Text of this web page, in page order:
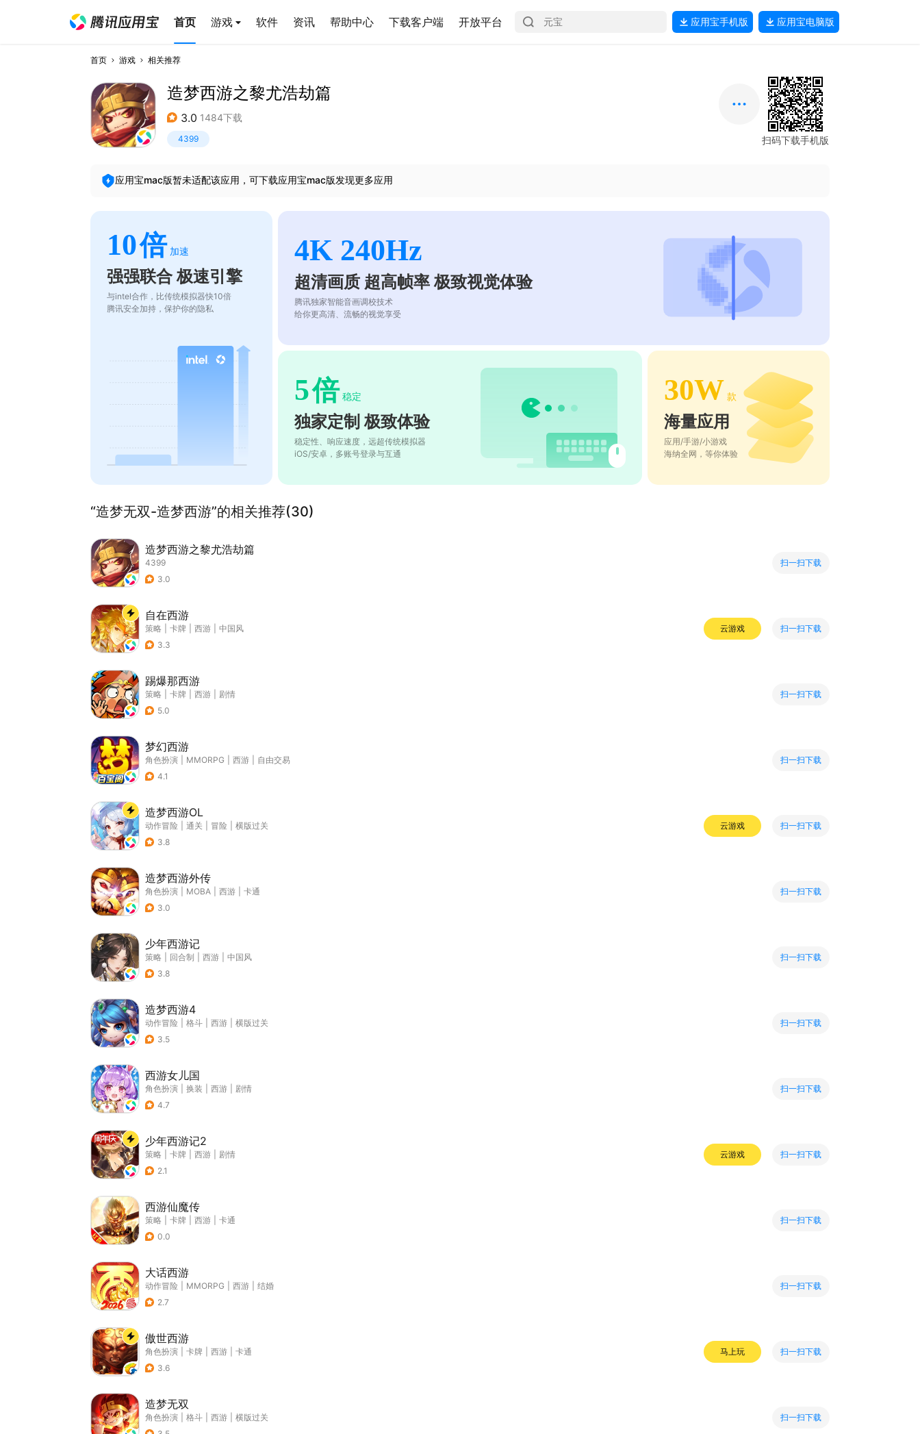
首页 游戏 软件 资讯 帮助中心 下载客户端 开放平台 应用宝手机版 应用宝电脑版
首页 游戏 相关推荐
造梦西游之黎尤浩劫篇
3.0 1484下载
4399 扫码下载手机版
应用宝mac版暂未适配该应用，可下载应用宝mac版发现更多应用
10倍 加速
强强联合 极速引擎
与intel合作，比传统模拟器快10倍
腾讯安全加持，保护你的隐私
4K 240Hz
超清画质 超高帧率 极致视觉体验
腾讯独家智能音画调校技术
给你更高清、流畅的视觉享受
5倍 稳定
独家定制 极致体验
稳定性、响应速度，远超传统模拟器
iOS/安卓，多账号登录与互通
30W 款
海量应用
应用/手游/小游戏
海纳全网，等你体验
“造梦无双-造梦西游”的相关推荐(30)
造梦西游之黎尤浩劫篇
4399
3.0
扫一扫下载
自在西游
策略 卡牌 西游
中国风
3.3
云游戏 扫一扫下载
踢爆那西游
策略 卡牌 西游
剧情
5.0
扫一扫下载
梦幻西游
角色扮演 MMORPG 西游
自由交易
4.1
扫一扫下载
造梦西游OL
动作冒险 通关 冒险
横版过关
3.8
云游戏 扫一扫下载
造梦西游外传
角色扮演 MOBA 西游
卡通
3.0
扫一扫下载
少年西游记
策略 回合制 西游
中国风
3.8
扫一扫下载
造梦西游4
动作冒险 格斗 西游
横版过关
3.5
扫一扫下载
西游女儿国
角色扮演 换装 西游
剧情
4.7
扫一扫下载
少年西游记2
策略 卡牌 西游
剧情
2.1
云游戏 扫一扫下载
西游仙魔传
策略 卡牌 西游
卡通
0.0
扫一扫下载
大话西游
动作冒险 MMORPG 西游
结婚
2.7
扫一扫下载
傲世西游
角色扮演 卡牌 西游
卡通
3.6
马上玩 扫一扫下载
造梦无双
角色扮演 格斗 西游
横版过关
扫一扫下载